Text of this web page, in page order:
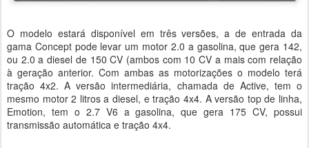
O modelo estará disponível em três versões, a de entrada da
gama Concept pode levar um motor 2.0 a gasolina, que gera 142,
ou 2.0 a diesel de 150 CV (ambos com 10 CV a mais com relação
à geração anterior. Com ambas as motorizações o modelo terá
tração 4x2. A versão intermediária, chamada de Active, tem o
mesmo motor 2 litros a diesel, e tração 4x4. A versão top de linha,
Emotion, tem o 2.7 V6 a gasolina, que gera 175 CV, possui
transmissão automática e tração 4x4.